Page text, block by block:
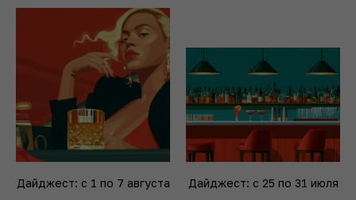
Дайджест: с 1 по 7 августа Дайджест: с 25 по 31 июля